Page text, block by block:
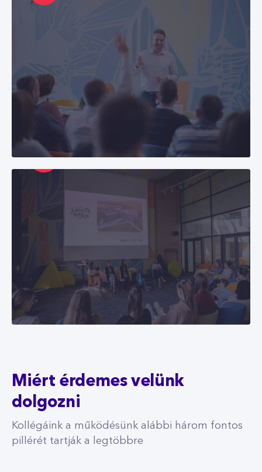
Az élet velünk
Tudj meg többet arról, milyen az élet a CETIN
Hungary-nél. Olvashatsz az irodai környezetről,
vagy arról, milyen fizetésen túli juttatásokat
Miért érdemes velünk
dolgozni
Kollégáink a működésünk alábbi három fontos
pillérét tartják a legtöbbre